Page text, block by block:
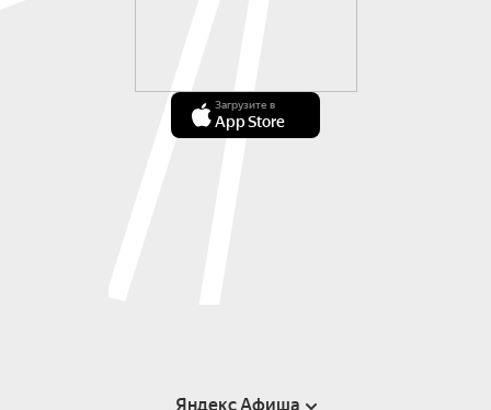
Загрузите в
App Store
Яндекс Афиша